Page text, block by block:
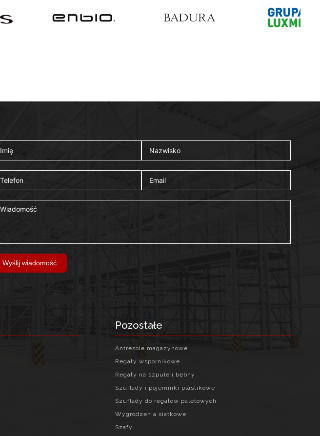
Wyślij wiadomość
Pozostałe
Antresole magazynowe
Regały wspornikowe
Regały na szpule i bębny
Szuflady i pojemniki plastikowe
Szuflady do regałów paletowych
Wygrodzenia siatkowe
Szafy